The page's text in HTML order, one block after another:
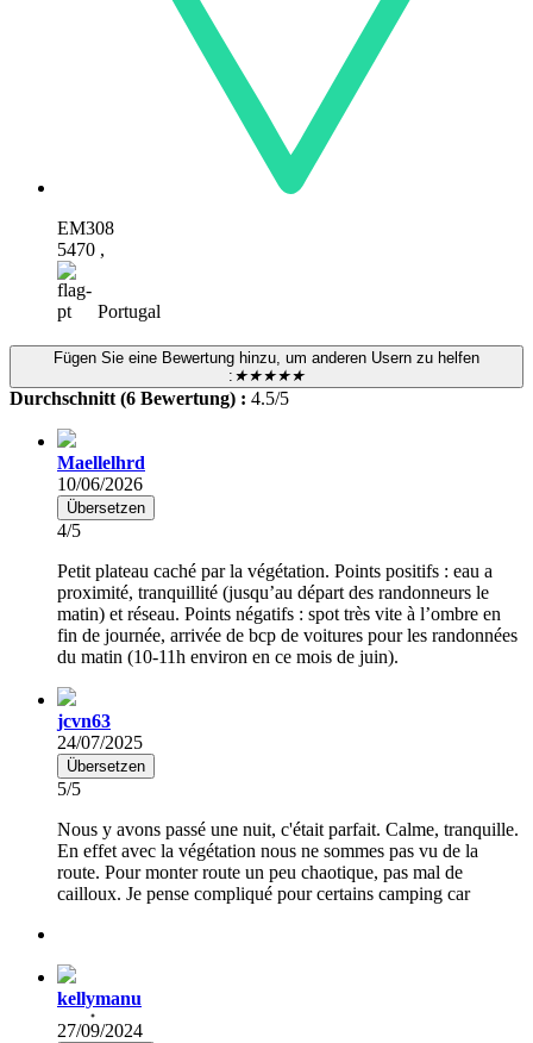
EM308
5470 ,
Portugal
Fügen Sie eine Bewertung hinzu, um anderen Usern zu helfen
: ★★★★★
Durchschnitt (6 Bewertung) : 4.5/5
Maellelhrd
10/06/2026
Übersetzen
4/5
Petit plateau caché par la végétation. Points positifs : eau a
proximité, tranquillité (jusqu’au départ des randonneurs le
matin) et réseau. Points négatifs : spot très vite à l’ombre en
fin de journée, arrivée de bcp de voitures pour les randonnées
du matin (10-11h environ en ce mois de juin).
jcvn63
24/07/2025
Übersetzen
5/5
Nous y avons passé une nuit, c'était parfait. Calme, tranquille.
En effet avec la végétation nous ne sommes pas vu de la
route. Pour monter route un peu chaotique, pas mal de
cailloux. Je pense compliqué pour certains camping car
kellymanu
27/09/2024